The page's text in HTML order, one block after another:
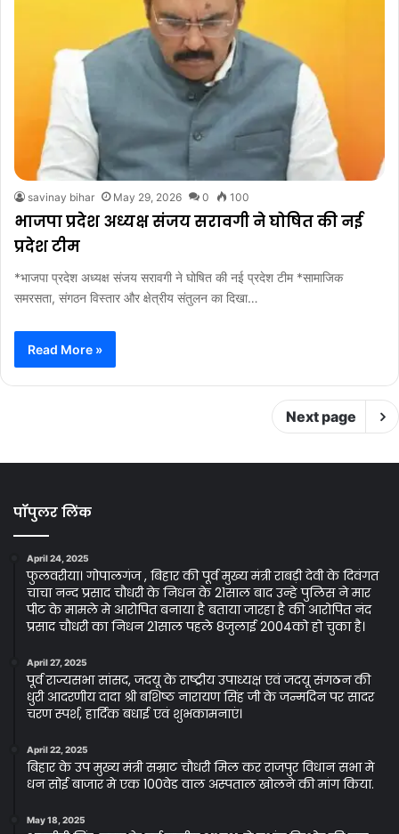
savinay bihar May 29, 2026 0 100
भाजपा प्रदेश अध्यक्ष संजय सरावगी ने घोषित की नई
प्रदेश टीम
‎*भाजपा प्रदेश अध्यक्ष संजय सरावगी ने घोषित की नई प्रदेश टीम ‎*सामाजिक
समरसता, संगठन विस्तार और क्षेत्रीय संतुलन का दिखा…
Read More »
Next page
पॉपुलर लिंक
April 24, 2025
फुलवरीया। गोपालगंज , बिहार की पूर्व मुख्य मंत्री राबड़ी देवी के दिवंगत
चाचा नन्द प्रसाद चौधरी के निधन के 21साल बाद उन्हे पुलिस ने मार
पीट के मामले मे आरोपित बनाया है बताया जारहा है की आरोपित नंद
प्रसाद चौधरी का निधन 21साल पहले 8जुलाई 2004को हो चुका है।
April 27, 2025
पूर्व राज्यसभा सांसद, जदयू के राष्ट्रीय उपाध्यक्ष एवं जदयू संगठन की
धुरी आदरणीय दादा श्री बशिष्ठ नारायण सिंह जी के जन्मदिन पर सादर
चरण स्पर्श, हार्दिक बधाई एवं शुभकामनाएं।
April 22, 2025
बिहार के उप मुख्य मंत्री सम्राट चौधरी मिल कर राजपुर विधान सभा मे
धन सोई बाजार मे एक 100वेड वाल अस्पताल खोलने की मांग किया.
May 18, 2025